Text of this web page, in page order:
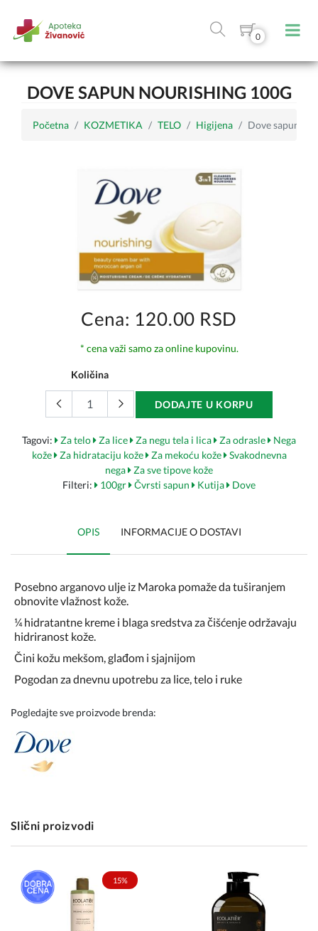
0
DOVE SAPUN NOURISHING 100G
Početna KOZMETIKA TELO Higijena Dove sapun
Cena: 120.00 RSD
* cena važi samo za online kupovinu.
Količina
DODAJTE U KORPU
Tagovi: Za telo Za lice Za negu tela i lica Za odrasle
Nega
kože Za hidrataciju kože Za mekoću kože Svakodnevna
nega
Za sve tipove kože
Filteri:
100gr Čvrsti sapun Kutija Dove
OPIS INFORMACIJE O DOSTAVI
Posebno arganovo ulje iz Maroka pomaže da tuširanjem
obnovite vlažnost kože.
¼ hidratantne kreme i blaga sredstva za čišćenje održavaju
hidriranost kože.
Čini kožu mekšom, glađom i sjajnijom
Pogodan za dnevnu upotrebu za lice, telo i ruke
Pogledajte sve proizvode brenda:
Slični proizvodi
15%